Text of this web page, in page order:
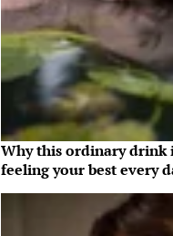
Why this ordinary drink
feeling your best every